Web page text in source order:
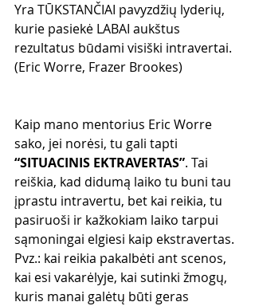
Yra TŪKSTANČIAI pavyzdžių lyderių,
kurie pasiekė LABAI aukštus
rezultatus būdami visiški intravertai.
(Eric Worre, Frazer Brookes)
Kaip mano mentorius Eric Worre
sako, jei norėsi, tu gali tapti
“SITUACINIS EKTRAVERTAS”. Tai
reiškia, kad didumą laiko tu buni tau
įprastu intravertu, bet kai reikia, tu
pasiruoši ir kažkokiam laiko tarpui
sąmoningai elgiesi kaip ekstravertas.
Pvz.: kai reikia pakalbėti ant scenos,
kai esi vakarėlyje, kai sutinki žmogų,
kuris manai galėtų būti geras